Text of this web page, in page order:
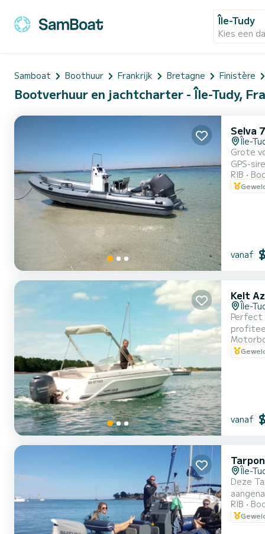
Île-Tudy
Kies een
Samboat Boothuur Frankrijk Bretagne Finistère
Bootverhuur en jachtcharter - Île-Tudy,
Selva
Île-
Grote
GPS-
RIB
vanaf
Kelt
Île-
Perfect
Een
vanaf
Île-
Deze
Odet,
RIB